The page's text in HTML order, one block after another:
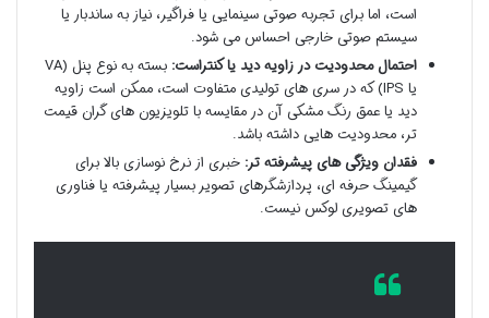
است، اما برای تجربه صوتی سینمایی یا فراگیر، نیاز به ساندبار یا
سیستم صوتی خارجی احساس می شود.
احتمال محدودیت در زاویه دید یا کنتراست:
بسته به نوع پنل (VA
یا IPS) که در سری های تولیدی متفاوت است، ممکن است زاویه
دید یا عمق رنگ مشکی آن در مقایسه با تلویزیون های گران قیمت
تر، محدودیت هایی داشته باشد.
فقدان ویژگی های پیشرفته تر: خبری از نرخ نوسازی بالا برای
گیمینگ حرفه ای، پردازشگرهای تصویر بسیار پیشرفته یا فناوری
های تصویری لوکس نیست.